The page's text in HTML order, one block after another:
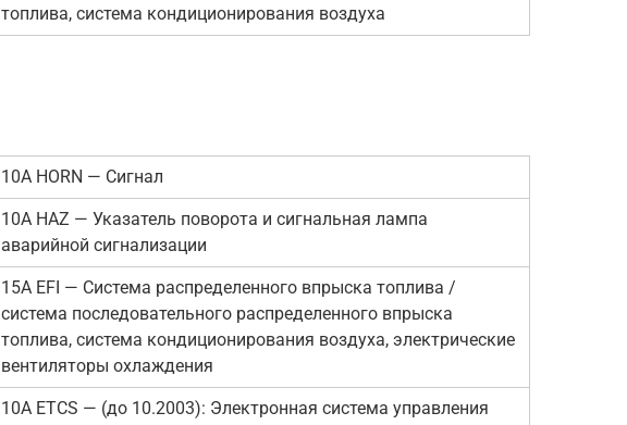
топлива, система кондиционирования воздуха
10A HORN — Сигнал
10А HAZ — Указатель поворота и сигнальная лампа
аварийной сигнализации
15A EFI — Система распределенного впрыска топлива /
система последовательного распределенного впрыска
топлива, система кондиционирования воздуха, электрические
вентиляторы охлаждения
10A ETCS — (до 10.2003): Электронная система управления